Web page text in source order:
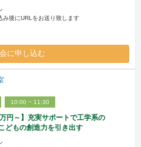
み後にURLをお送り致します
に申し込む
10:00 ~ 11:30
円～】充実サポートで工学系の
どもの創造力を引き出す